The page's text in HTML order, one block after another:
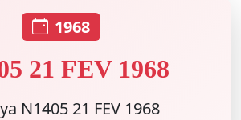
1968
21 FEV 1968
N1405 21 FEV 1968